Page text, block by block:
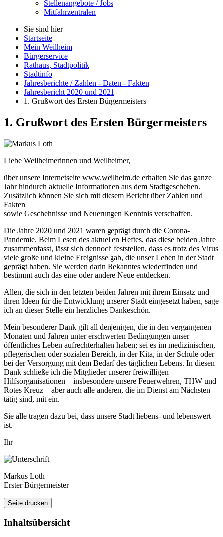
Stellenangebote / Jobs
Mitfahrzentralen
Sie sind hier
Startseite
Mein Weilheim
Bürgerservice
Rathaus, Stadtpolitik
Stadtinfo
Jahresberichte / Zahlen - Daten - Fakten
Jahresbericht 2020 und 2021
1. Grußwort des Ersten Bürgermeisters
1. Grußwort des Ersten Bürgermeisters
Liebe Weilheimerinnen und Weilheimer,
über unsere Internetseite www.weilheim.de erhalten Sie das ganze
Jahr hindurch aktuelle Informationen aus dem Stadtgeschehen.
Zusätzlich können Sie sich mit diesem Bericht über Zahlen und
Fakten
sowie Geschehnisse und Neuerungen Kenntnis verschaffen.
Die Jahre 2020 und 2021 waren geprägt durch die Corona-
Pandemie. Beim Lesen des aktuellen Heftes, das diese beiden Jahre
zusammenfasst, lässt sich dennoch feststellen, dass es trotz des Virus
viele große und kleine Ereignisse gab, die unser Leben in der Stadt
geprägt haben. Sie werden darin Bekanntes wiederfinden und
bestimmt auch das eine oder andere Neue entdecken.
Allen, die sich in den letzten beiden Jahren mit ihrem Einsatz und
ihren Ideen für die Entwicklung unserer Stadt eingesetzt haben, sage
ich an dieser Stelle ein herzliches Dankeschön.
Mein besonderer Dank gilt all denjenigen, die in den vergangenen
Monaten und Jahren unter erschwerten Bedingungen unser
öffentliches Leben aufrechterhalten haben; sei es im medizinischen,
pflegerischen oder sozialen Bereich, in der Kita, in der Schule oder
bei der Versorgung mit dem Bedarf des täglichen Lebens. In diesen
Dank schließe ich die Mitglieder unserer freiwilligen
Hilfsorganisationen – insbesondere unsere Feuerwehren, THW und
Rotes Kreuz – aber auch alle anderen, die im Dienst am Nächsten
tätig sind, mit ein.
Sie alle tragen dazu bei, dass unsere Stadt liebens- und lebenswert
ist.
Ihr
Markus Loth
Erster Bürgermeister
Seite drucken
Inhaltsübersicht